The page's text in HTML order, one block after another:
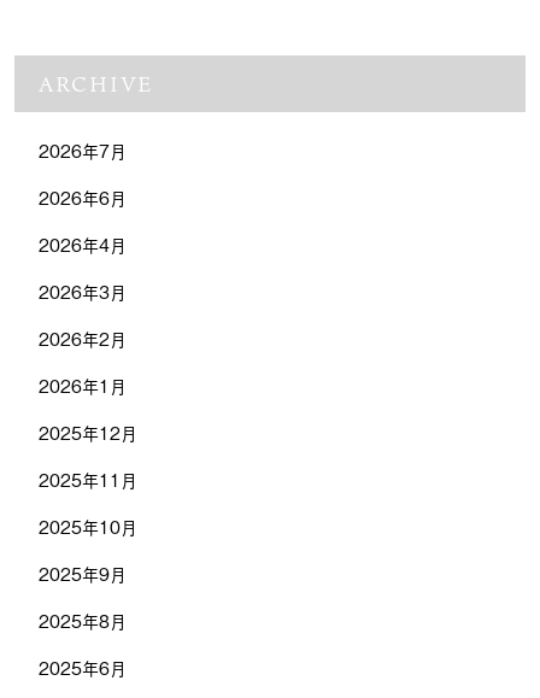
ARCHIVE
2026年7月
2026年6月
2026年4月
2026年3月
2026年2月
2026年1月
2025年12月
2025年11月
2025年10月
2025年9月
2025年8月
2025年6月